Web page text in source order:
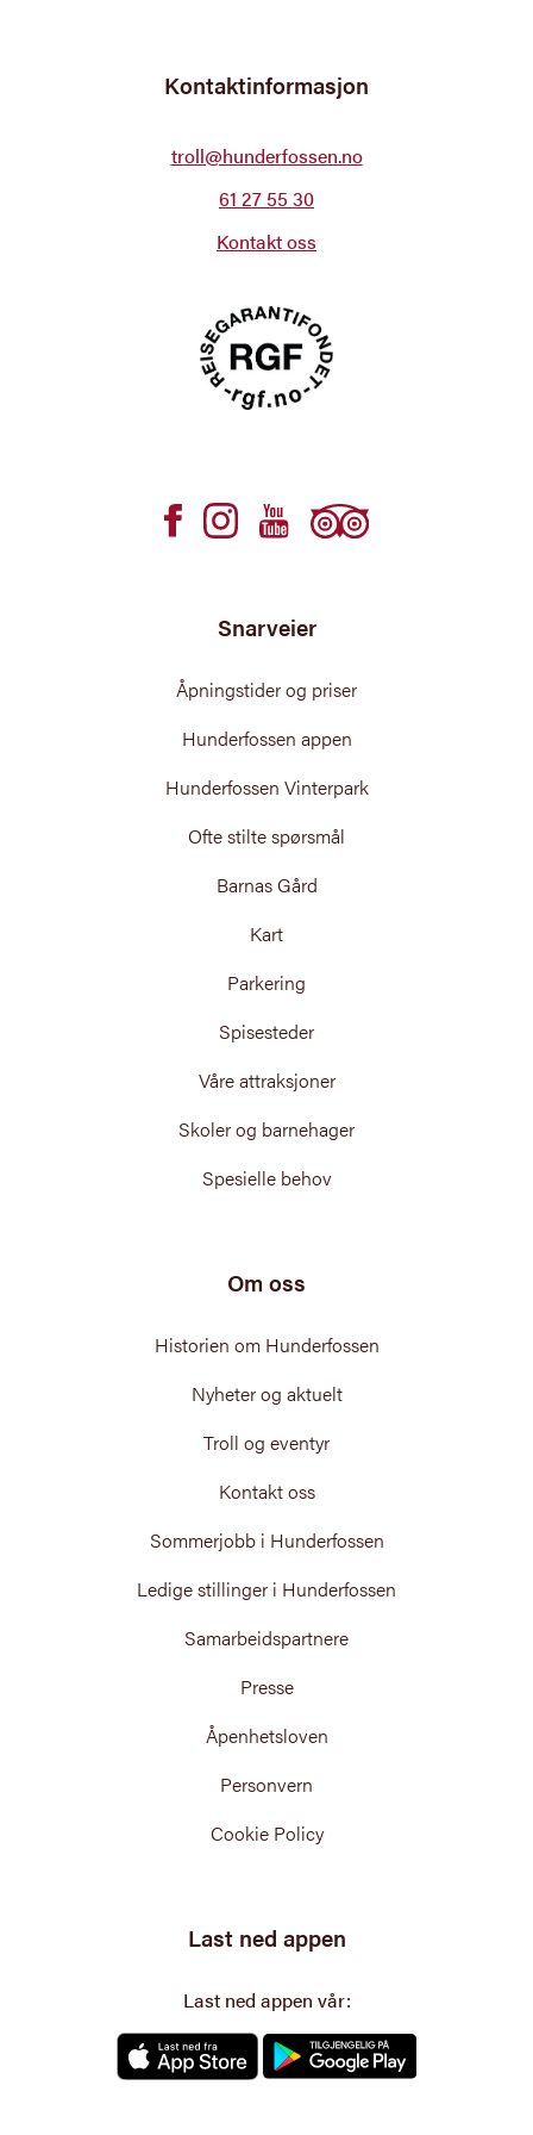
Kontaktinformasjon
troll@hunderfossen.no
61 27 55 30
Kontakt oss
Snarveier
Åpningstider og priser
Hunderfossen appen
Hunderfossen Vinterpark
Ofte stilte spørsmål
Barnas Gård
Kart
Parkering
Spisesteder
Våre attraksjoner
Skoler og barnehager
Spesielle behov
Om oss
Historien om Hunderfossen
Nyheter og aktuelt
Troll og eventyr
Kontakt oss
Sommerjobb i Hunderfossen
Ledige stillinger i Hunderfossen
Samarbeidspartnere
Presse
Åpenhetsloven
Personvern
Cookie Policy
Last ned appen
Last ned appen vår: